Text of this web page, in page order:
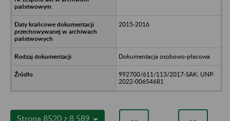
2015-2016
Dokumentacja osobowo-płacowa
992700/611/113/2017-SAK; UNP:
2022-00654681
Strona 8520 z 8 589